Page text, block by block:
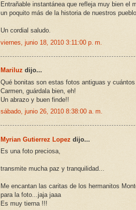
Entrañable instantánea que refleja muy bien el
un poquito más de la historia de nuestros
Un cordial saludo.
viernes, junio 18, 2010 3:11:00 p. m.
Mariluz dijo...
Qué bonitas son estas fotos antiguas y
Carmen, guárdala bien, eh!
Un abrazo y buen finde!!
sábado, junio 26, 2010 8:38:00 a. m.
Myrian Gutierrez Lopez dijo...
Es una foto preciosa,
transmite mucha paz y tranquilidad...
Me encantan las caritas de los hermanitos
para la foto...jaja jaaa
Es muy tierna !!!